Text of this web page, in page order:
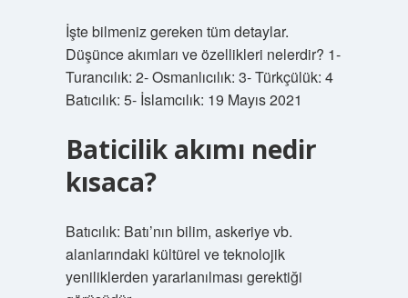
İşte bilmeniz gereken tüm detaylar.
Düşünce akımları ve özellikleri nelerdir? 1-
Turancılık: 2- Osmanlıcılık: 3- Türkçülük: 4
Batıcılık: 5- İslamcılık: 19 Mayıs 2021
Baticilik akımı nedir
kısaca?
Batıcılık: Batı’nın bilim, askeriye vb.
alanlarındaki kültürel ve teknolojik
yeniliklerden yararlanılması gerektiği